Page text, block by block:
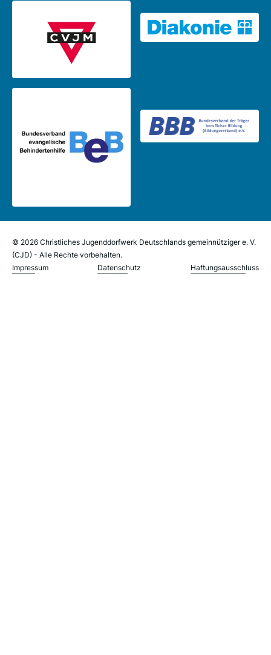
© 2026 Christliches Jugenddorfwerk Deutschlands gemeinnütziger e. V.
(CJD) - Alle Rechte vorbehalten.
Impressum
Datenschutz Haftungsausschluss